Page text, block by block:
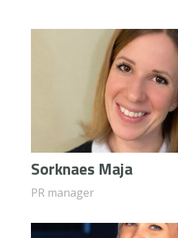
Sorknaes Maja
PR manager